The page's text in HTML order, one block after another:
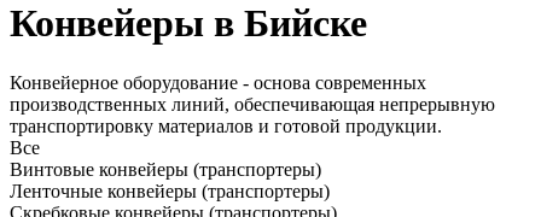
Конвейеры в Бийске
Конвейерное оборудование - основа современных
производственных линий, обеспечивающая непрерывную
транспортировку материалов и готовой продукции.
Все
Винтовые конвейеры (транспортеры)
Ленточные конвейеры (транспортеры)
Скребковые конвейеры (транспортеры)